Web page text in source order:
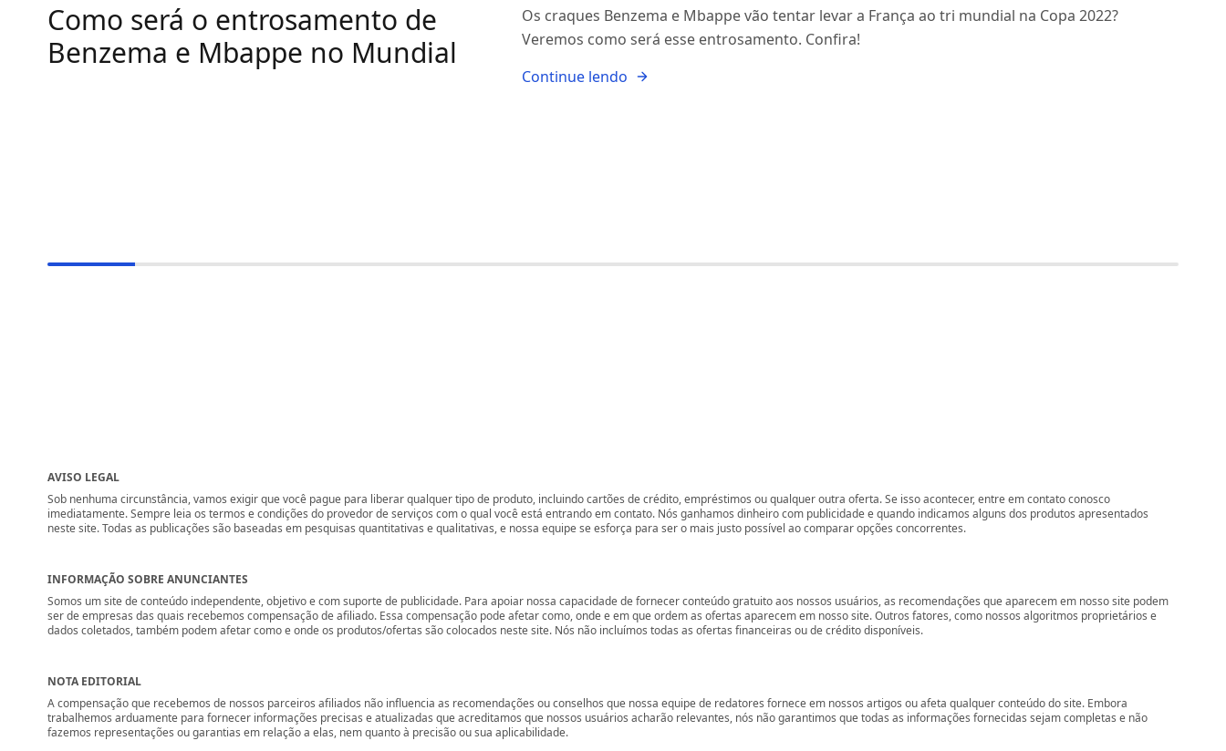
Como será o entrosamento de
Benzema e Mbappe no Mundial
Os craques Benzema e Mbappe vão tentar levar a França ao tri mundial na Copa 2022?
Veremos como será esse entrosamento. Confira!
Continue lendo
AVISO LEGAL
Sob nenhuma circunstância, vamos exigir que você pague para liberar qualquer tipo de produto, incluindo cartões de crédito, empréstimos ou qualquer outra oferta. Se isso acontecer, entre em contato conosco
imediatamente. Sempre leia os termos e condições do provedor de serviços com o qual você está entrando em contato. Nós ganhamos dinheiro com publicidade e quando indicamos alguns dos produtos apresentados
neste site. Todas as publicações são baseadas em pesquisas quantitativas e qualitativas, e nossa equipe se esforça para ser o mais justo possível ao comparar opções concorrentes.
INFORMAÇÃO SOBRE ANUNCIANTES
Somos um site de conteúdo independente, objetivo e com suporte de publicidade. Para apoiar nossa capacidade de fornecer conteúdo gratuito aos nossos usuários, as recomendações que aparecem em nosso site podem
ser de empresas das quais recebemos compensação de afiliado. Essa compensação pode afetar como, onde e em que ordem as ofertas aparecem em nosso site. Outros fatores, como nossos algoritmos proprietários e
dados coletados, também podem afetar como e onde os produtos/ofertas são colocados neste site. Nós não incluímos todas as ofertas financeiras ou de crédito disponíveis.
NOTA EDITORIAL
A compensação que recebemos de nossos parceiros afiliados não influencia as recomendações ou conselhos que nossa equipe de redatores fornece em nossos artigos ou afeta qualquer conteúdo do site. Embora
trabalhemos arduamente para fornecer informações precisas e atualizadas que acreditamos que nossos usuários acharão relevantes, nós não garantimos que todas as informações fornecidas sejam completas e não
fazemos representações ou garantias em relação a elas, nem quanto à precisão ou sua aplicabilidade.